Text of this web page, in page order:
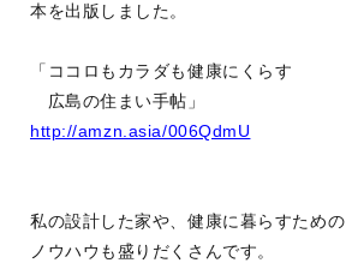
本を出版しました。
「ココロもカラダも健康にくらす
広島の住まい手帖」
http://amzn.asia/006QdmU
私の設計した家や、健康に暮らすための
ノウハウも盛りだくさんです。